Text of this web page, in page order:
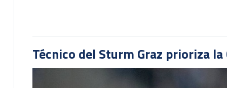
Técnico del Sturm Graz prioriza